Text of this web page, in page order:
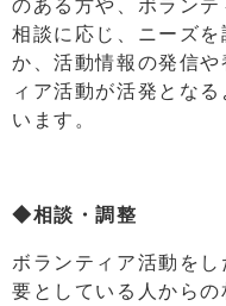
のある方や、ボラン
相談に応じ、ニーズ
か、活動情報の発信
ィア活動が活発とな
います。
◆相談・調整
ボランティア活動を
要としている人から